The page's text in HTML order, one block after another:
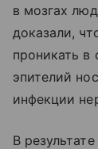
в мозгах
доказали,
проникать в
эпителий
инфекции
В